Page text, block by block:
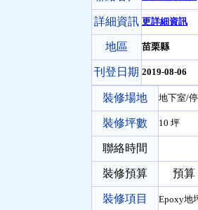
詳細資訊 更詳細資訊
地區 苗栗縣
刊登日期 2019-08-06
裝修場地 地下室/
裝修坪數 10 坪
聯絡時間
裝修預算 預算
裝修項目 Epoxy地